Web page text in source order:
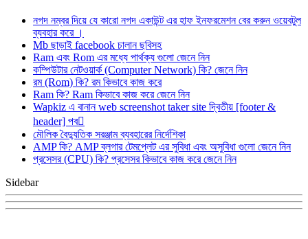
নগদ নম্বর দিয়ে যে কারো নগদ একাউন্ট এর হাফ ইনফরমেশন বের করুন ওয়েবটুল
ব্যবহার করে ।
Mb ছাড়াই facebook চালান ছবিসহ
Ram এবং Rom এর মধ্যে পার্থক্য গুলো জেনে নিন
কম্পিউটার নেটওয়ার্ক (Computer Network) কি? জেনে নিন
রম (Rom) কি? রম কিভাবে কাজ করে
Ram কি? Ram কিভাবে কাজ করে জেনে নিন
Wapkiz এ বানান web screenshot taker site দ্বিতীয় [footer &
header] পব
মৌলিক বৈদ্যুতিক সরঞ্জাম ব্যবহারের নির্দেশিকা
AMP কি? AMP ব্লগার টেমপ্লেট এর সুবিধা এবং অসুবিধা গুলো জেনে নিন
প্রসেসর (CPU) কি? প্রসেসর কিভাবে কাজ করে জেনে নিন
Sidebar